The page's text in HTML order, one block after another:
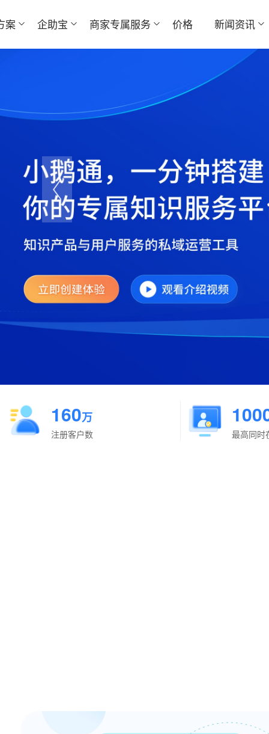
案 企助宝 商家专属服务 价格 新闻资讯
160万
注册客户数 最高同时